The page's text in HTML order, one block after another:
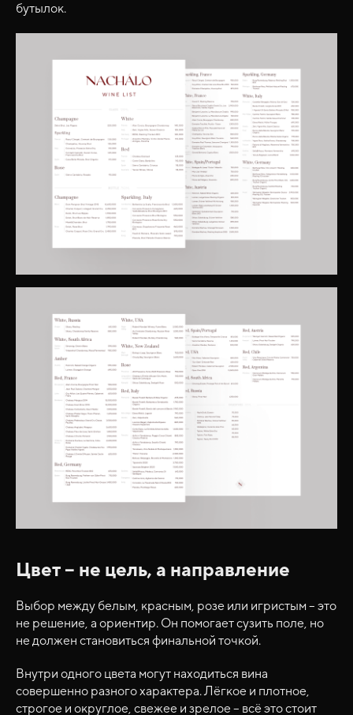
бутылок.
Цвет – не цель, а направление
Выбор между белым, красным, розе или игристым – это
не решение, а ориентир. Он помогает сузить поле, но
не должен становиться финальной точкой.
Внутри одного цвета могут находиться вина
совершенно разного характера. Лёгкое и плотное,
строгое и округлое, свежее и зрелое – всё это стоит